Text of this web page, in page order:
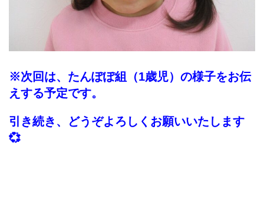
※次回は、たんぽぽ組（1歳児）の様子をお伝
えする予定です。
引き続き、どうぞよろしくお願いいたします
💞